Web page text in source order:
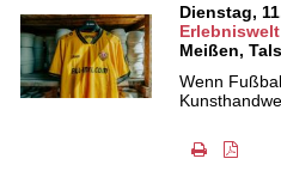
Dienstag,
Meißen,
Wenn